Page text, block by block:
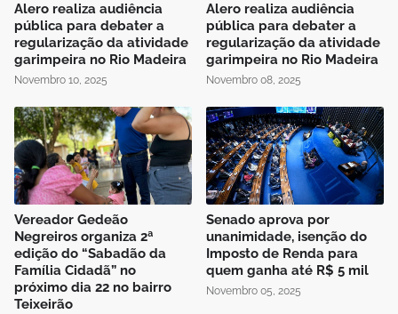
Alero realiza audiência
pública para debater a
regularização da atividade
garimpeira no Rio Madeira
Novembro 10, 2025
Alero realiza audiência
pública para debater a
regularização da atividade
garimpeira no Rio Madeira
Novembro 08, 2025
Vereador Gedeão
Negreiros organiza 2ª
edição do “Sabadão da
Família Cidadã” no
próximo dia 22 no bairro
Teixeirão
Senado aprova por
unanimidade, isenção do
Imposto de Renda para
quem ganha até R$ 5 mil
Novembro 05, 2025